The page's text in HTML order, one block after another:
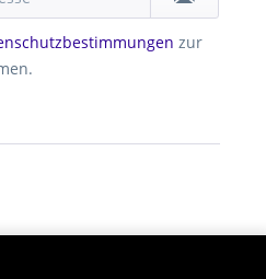
zur